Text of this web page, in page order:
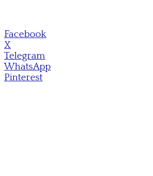
Facebook
X
Telegram
WhatsApp
Pinterest